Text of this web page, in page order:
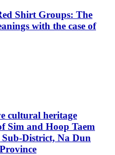
Shirt Groups: The
with the case of
cultural heritage
Sim and Hoop Taem
District, Na Dun